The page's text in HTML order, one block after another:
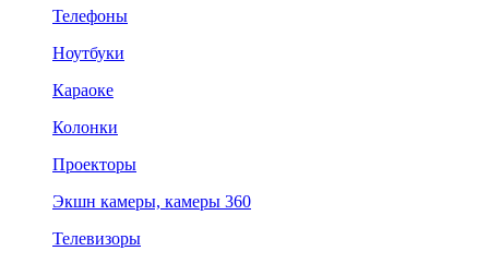
Телефоны
Ноутбуки
Караоке
Колонки
Проекторы
Экшн камеры, камеры 360
Телевизоры